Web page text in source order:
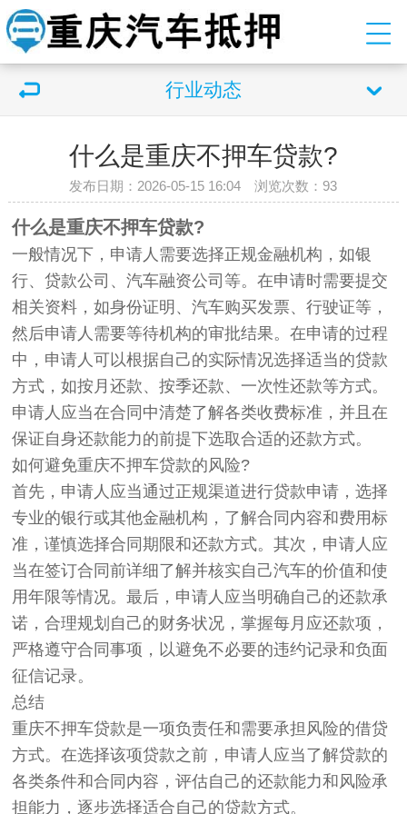
行业动态
什么是重庆不押车贷款?
发布日期：2026-05-15 16:04 浏览次数： 93
什么是重庆不押车贷款?
一般情况下，申请人需要选择正规金融机构，如银
行、贷款公司、汽车融资公司等。在申请时需要提交
相关资料，如身份证明、汽车购买发票、行驶证等，
然后申请人需要等待机构的审批结果。在申请的过程
中，申请人可以根据自己的实际情况选择适当的贷款
方式，如按月还款、按季还款、一次性还款等方式。
申请人应当在合同中清楚了解各类收费标准，并且在
保证自身还款能力的前提下选取合适的还款方式。
如何避免重庆不押车贷款的风险?
首先，申请人应当通过正规渠道进行贷款申请，选择
专业的银行或其他金融机构，了解合同内容和费用标
准，谨慎选择合同期限和还款方式。其次，申请人应
当在签订合同前详细了解并核实自己汽车的价值和使
用年限等情况。最后，申请人应当明确自己的还款承
诺，合理规划自己的财务状况，掌握每月应还款项，
严格遵守合同事项，以避免不必要的违约记录和负面
征信记录。
总结
重庆不押车贷款是一项负责任和需要承担风险的借贷
方式。在选择该项贷款之前，申请人应当了解贷款的
各类条件和合同内容，评估自己的还款能力和风险承
担能力，逐步选择适合自己的贷款方式。